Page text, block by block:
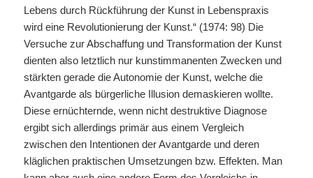
Lebens durch Rückführung der Kunst in Lebenspraxis
wird eine Revolutionierung der Kunst.“ (1974: 98) Die
Versuche zur Abschaffung und Transformation der Kunst
dienten also letztlich nur kunstimmanenten Zwecken und
stärkten gerade die Autonomie der Kunst, welche die
Avantgarde als bürgerliche Illusion demaskieren wollte.
Diese ernüchternde, wenn nicht destruktive Diagnose
ergibt sich allerdings primär aus einem Vergleich
zwischen den Intentionen der Avantgarde und deren
kläglichen praktischen Umsetzungen bzw. Effekten. Man